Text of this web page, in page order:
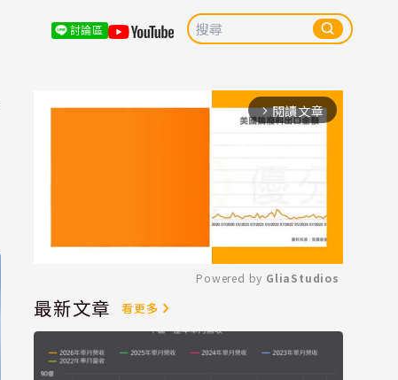
討論區
arrow_forward_ios 閱讀文章
Mute
Powered by GliaStudios
最新文章 看更多